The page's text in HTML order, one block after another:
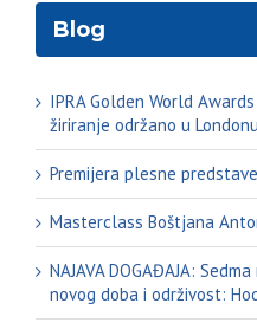
Blog
IPRA Golden World
žiriranje održano u Londonu
Premijera plesne
Masterclass Boštjana
NAJAVA DOGAĐAJA:
novog doba i održivost: